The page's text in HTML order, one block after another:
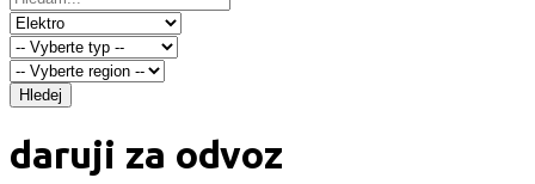
Hledej
daruji za odvoz